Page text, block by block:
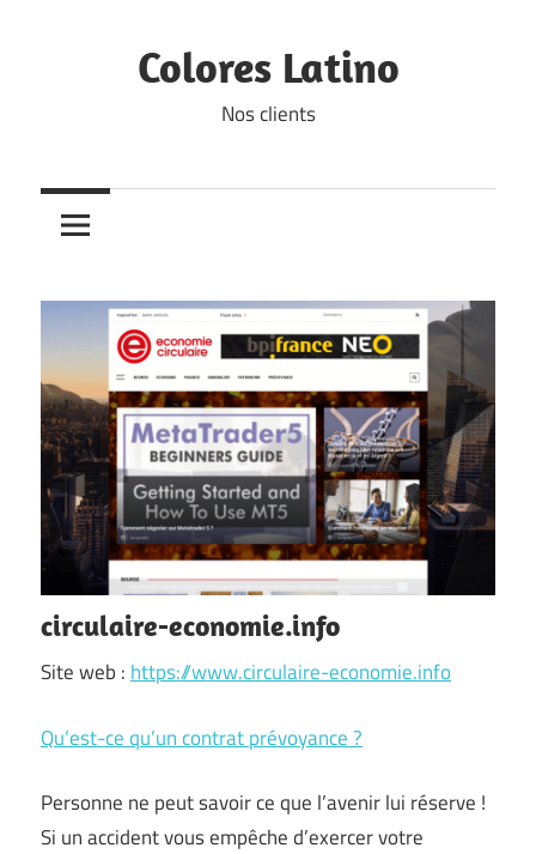
Colores Latino
Nos clients
circulaire-economie.info
Site web : https://www.circulaire-economie.info
Qu’est-ce qu’un contrat prévoyance ?
Personne ne peut savoir ce que l’avenir lui réserve !
Si un accident vous empêche d’exercer votre